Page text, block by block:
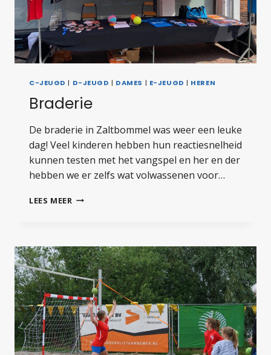
C-JEUGD | D-JEUGD | DAMES | E-JEUGD | HEREN
Braderie
De braderie in Zaltbommel was weer een leuke
dag! Veel kinderen hebben hun reactiesnelheid
kunnen testen met het vangspel en her en der
hebben we er zelfs wat volwassenen voor…
LEES MEER BRADERIE